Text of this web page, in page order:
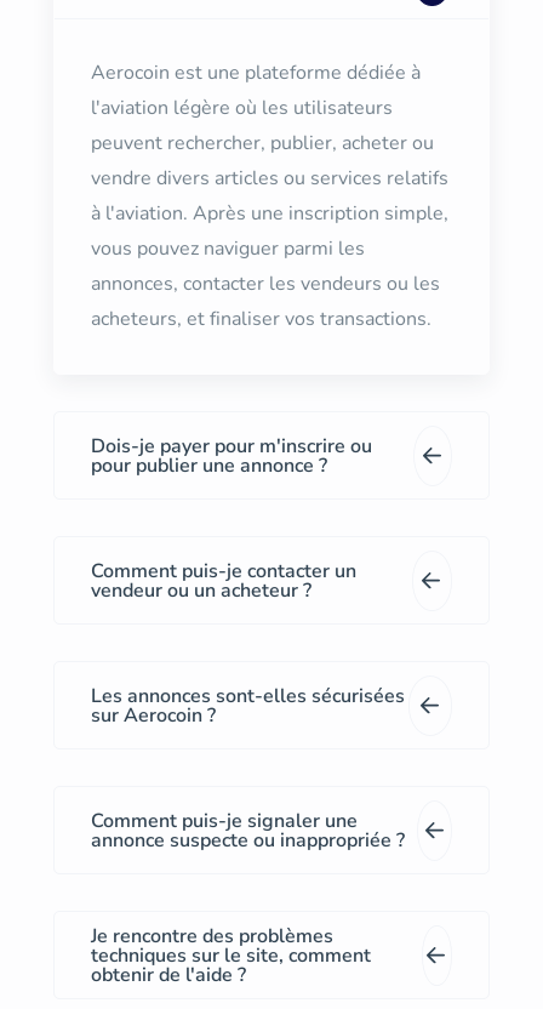
Aerocoin est une plateforme dédiée à
l'aviation légère où les utilisateurs
peuvent rechercher, publier, acheter ou
vendre divers articles ou services relatifs
à l'aviation. Après une inscription simple,
vous pouvez naviguer parmi les
annonces, contacter les vendeurs ou les
acheteurs, et finaliser vos transactions.
Dois-je payer pour m'inscrire ou
pour publier une annonce ?
Comment puis-je contacter un
vendeur ou un acheteur ?
Les annonces sont-elles sécurisées
sur Aerocoin ?
Comment puis-je signaler une
annonce suspecte ou inappropriée ?
Je rencontre des problèmes
techniques sur le site, comment
obtenir de l'aide ?